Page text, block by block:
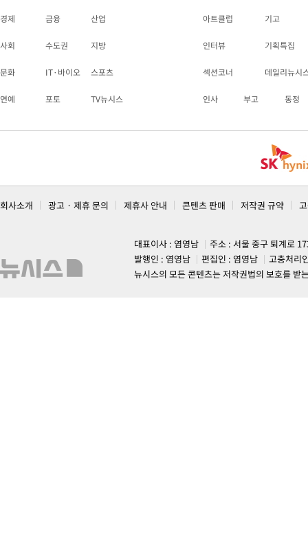
경제 금융 산업
사회 수도권 지방
문화 IT·바이오 스포츠
연예 포토 TV뉴시스
아트클럽 기고
인터뷰 기획특집
섹션코너 데일리뉴시
인사 부고 동정
회사소개 광고 · 제휴 문의 제휴사 안내 콘텐츠 판매 저작권 규약
대표이사 : 염영남
주소 : 서울 중구 퇴계로
발행인 : 염영남
편집인 : 염영남
고충처리
뉴시스의 모든 콘텐츠는 저작권법의 보호를